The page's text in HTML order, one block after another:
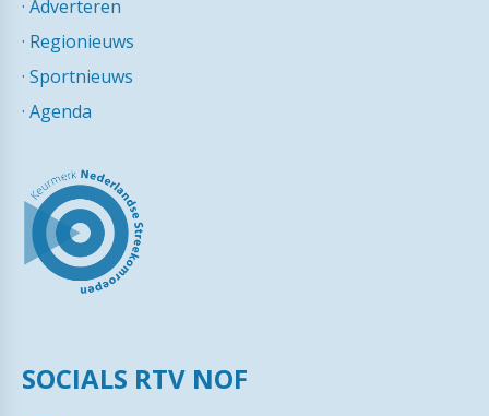
· Adverteren
· Regionieuws
· Sportnieuws
· Agenda
SOCIALS RTV NOF